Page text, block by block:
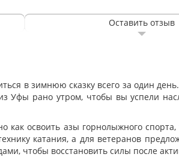
Оставить отзыв
в зимнюю сказку всего за один
Уфы рано утром, чтобы вы успели
как освоить азы горнолыжного
катания, а для ветеранов
чтобы восстановить силы после